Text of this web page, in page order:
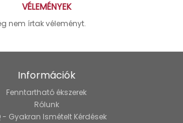
VÉLEMÉNYEK
nem írtak véleményt.
Információk
Fenntartható ékszerek
Rólunk
- Gyakran Ismételt Kérdések